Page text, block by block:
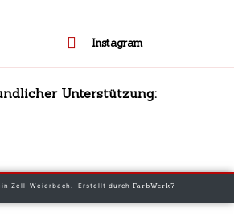
Instagram
Unterstützung:
Zell-Weierbach. Erstellt durch FarbWerk7